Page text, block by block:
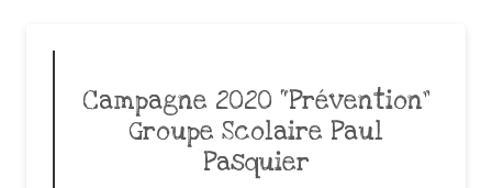
Campagne 2020 “Prévention”
Groupe Scolaire Paul
Pasquier